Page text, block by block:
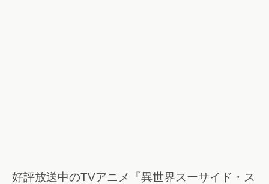
好評放送中のTVアニメ『異世界スーサイド・ス